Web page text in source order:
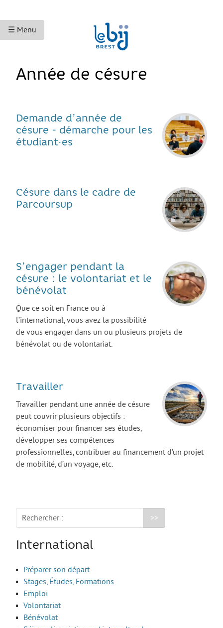
☰ Menu
ACCUEIL
Bourses et aides financières
Se déplacer
Accès aux droits et à la justice
Etre bénévole ou volontaire
Créer mon projet
Créer mon entreprise
EMPLOI
Préparer sa candidature
ETUDES / FORMATION
L’orientation
Les stages
L’alternance
Métiers en uniforme
Année de Césure
Préparer son départ
Stages, Études, Formations
Emploi
Année de césure
Demande d’année de
césure - démarche pour les
étudiant·es
Césure dans le cadre de
Parcoursup
S’engager pendant la
césure : le volontariat et le
bénévolat
Que ce soit en France ou à
l’international, vous avez la possibilité
de vous engager dans un ou plusieurs projets de
bénévolat ou de volontariat.
Travailler
Travailler pendant une année de césure
peut couvrir plusieurs objectifs :
économiser pour financer ses études,
développer ses compétences
professionnelles, contribuer au financement d’un projet
de mobilité, d’un voyage, etc.
Rechercher :
International
Préparer son départ
Stages, Études, Formations
Emploi
Volontariat
Bénévolat